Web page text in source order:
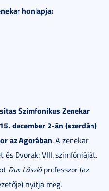
honlapja:
Szimfonikus Zenekar
december 2-án (szerdán)
az Agorában. A zenekar
és Dvorak: VIII. szimfóniáját.
Dux Lászlóprofesszor (az
nyitja meg.